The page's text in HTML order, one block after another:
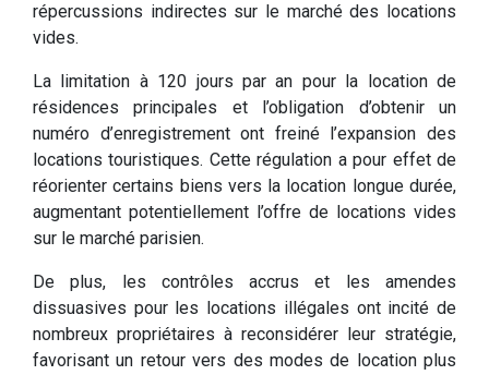
répercussions indirectes sur le marché des locations
vides.
La limitation à 120 jours par an pour la location de
résidences principales et l’obligation d’obtenir un
numéro d’enregistrement ont freiné l’expansion des
locations touristiques. Cette régulation a pour effet de
réorienter certains biens vers la location longue durée,
augmentant potentiellement l’offre de locations vides
sur le marché parisien.
De plus, les contrôles accrus et les amendes
dissuasives pour les locations illégales ont incité de
nombreux propriétaires à reconsidérer leur stratégie,
favorisant un retour vers des modes de location plus